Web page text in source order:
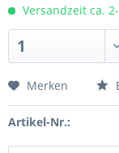
Versandzeit ca.
Merken
Artikel-Nr.: